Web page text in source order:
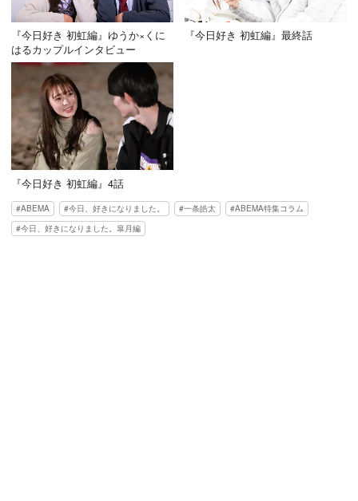
『今日好き 初虹編』ゆうか×くに
はるカップルインタビュー
『今日好き 初虹編』最終話
『今日好き 初虹編』4話
ABEMA 今日、好きになりました。 一条皓太
ABEMA特集コラム
今日、好きになりました。皐月編